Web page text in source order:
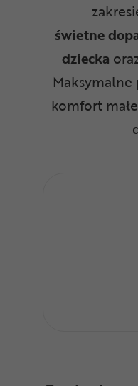
świetne
dziecka
komfort